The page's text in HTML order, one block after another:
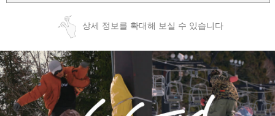
상세 정보를 확대해 보실 수 있습니다